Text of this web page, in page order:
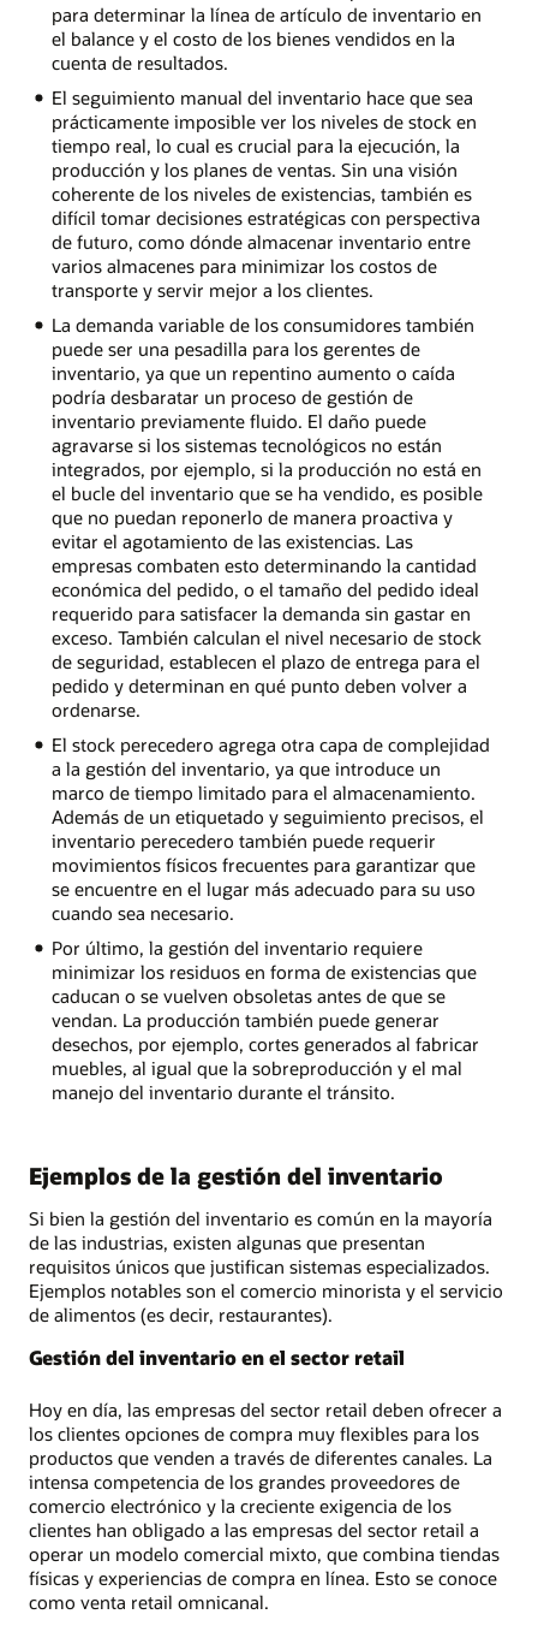
para determinar la línea de artículo de inventario en
el balance y el costo de los bienes vendidos en la
cuenta de resultados.
El seguimiento manual del inventario hace que sea
prácticamente imposible ver los niveles de stock en
tiempo real, lo cual es crucial para la ejecución, la
producción y los planes de ventas. Sin una visión
coherente de los niveles de existencias, también es
difícil tomar decisiones estratégicas con perspectiva
de futuro, como dónde almacenar inventario entre
varios almacenes para minimizar los costos de
transporte y servir mejor a los clientes.
La demanda variable de los consumidores también
puede ser una pesadilla para los gerentes de
inventario, ya que un repentino aumento o caída
podría desbaratar un proceso de gestión de
inventario previamente fluido. El daño puede
agravarse si los sistemas tecnológicos no están
integrados, por ejemplo, si la producción no está en
el bucle del inventario que se ha vendido, es posible
que no puedan reponerlo de manera proactiva y
evitar el agotamiento de las existencias. Las
empresas combaten esto determinando la cantidad
económica del pedido, o el tamaño del pedido ideal
requerido para satisfacer la demanda sin gastar en
exceso. También calculan el nivel necesario de stock
de seguridad, establecen el plazo de entrega para el
pedido y determinan en qué punto deben volver a
ordenarse.
El stock perecedero agrega otra capa de complejidad
a la gestión del inventario, ya que introduce un
marco de tiempo limitado para el almacenamiento.
Además de un etiquetado y seguimiento precisos, el
inventario perecedero también puede requerir
movimientos físicos frecuentes para garantizar que
se encuentre en el lugar más adecuado para su uso
cuando sea necesario.
Por último, la gestión del inventario requiere
minimizar los residuos en forma de existencias que
caducan o se vuelven obsoletas antes de que se
vendan. La producción también puede generar
desechos, por ejemplo, cortes generados al fabricar
muebles, al igual que la sobreproducción y el mal
manejo del inventario durante el tránsito.
Ejemplos de la gestión del inventario
Si bien la gestión del inventario es común en la mayoría
de las industrias, existen algunas que presentan
requisitos únicos que justifican sistemas especializados.
Ejemplos notables son el comercio minorista y el servicio
de alimentos (es decir, restaurantes).
Gestión del inventario en el sector retail
Hoy en día, las empresas del sector retail deben ofrecer a
los clientes opciones de compra muy flexibles para los
productos que venden a través de diferentes canales. La
intensa competencia de los grandes proveedores de
comercio electrónico y la creciente exigencia de los
clientes han obligado a las empresas del sector retail a
operar un modelo comercial mixto, que combina tiendas
físicas y experiencias de compra en línea. Esto se conoce
como venta retail omnicanal.